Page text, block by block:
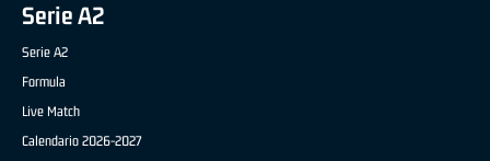
Serie A2
Serie A2
Formula
Live Match
Calendario 2026-2027